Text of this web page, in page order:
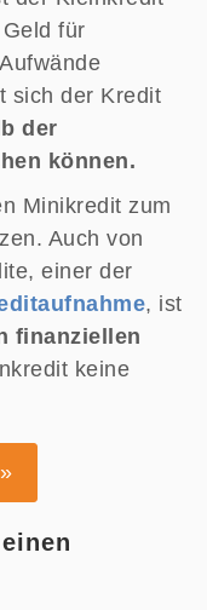
für
sich der Kredit
der
können.
Minikredit zum
Auch von
einer der
, ist
finanziellen
keine